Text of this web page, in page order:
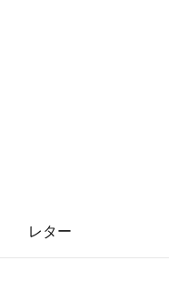
レター